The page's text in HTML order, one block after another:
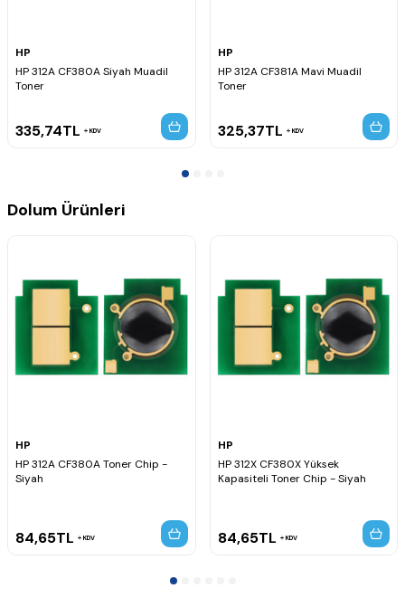
HP
HP 312A CF380A Siyah Muadil
Toner
335,74TL KDV
HP
HP 312A CF381A Mavi Muadil
Toner
325,37TL KDV
Dolum Ürünleri
HP
HP 312A CF380A Toner Chip -
Siyah
84,65TL KDV
HP
HP 312X CF380X Yüksek
Kapasiteli Toner Chip - Siyah
84,65TL KDV